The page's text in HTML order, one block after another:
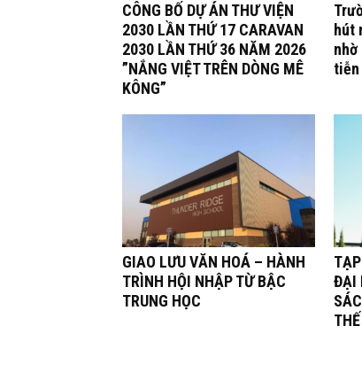
CÔNG BỐ DỰ ÁN THƯ VIỆN
2030 LẦN THỨ 17 CARAVAN
2030 LẦN THỨ 36 NĂM 2026
”NẮNG VIỆT TRÊN DÒNG MÊ
KÔNG”
hút
tiễn
GIAO LƯU VĂN HOÁ – HÀNH
TRÌNH HỘI NHẬP TỪ BẬC
TRUNG HỌC
ĐẠI